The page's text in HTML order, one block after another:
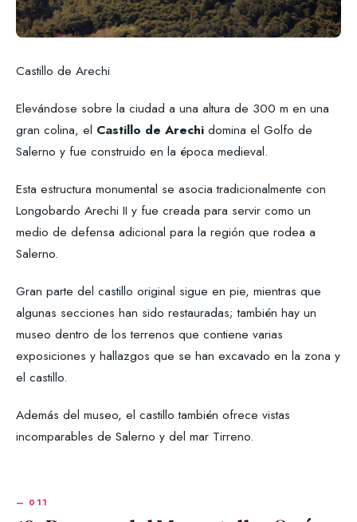
Castillo de Arechi
Elevándose sobre la ciudad a una altura de 300 m en una
gran colina, el Castillo de Arechi domina el Golfo de
Salerno y fue construido en la época medieval.
Esta estructura monumental se asocia tradicionalmente con
Longobardo Arechi II y fue creada para servir como un
medio de defensa adicional para la región que rodea a
Salerno.
Gran parte del castillo original sigue en pie, mientras que
algunas secciones han sido restauradas; también hay un
museo dentro de los terrenos que contiene varias
exposiciones y hallazgos que se han excavado en la zona y
el castillo.
Además del museo, el castillo también ofrece vistas
incomparables de Salerno y del mar Tirreno.